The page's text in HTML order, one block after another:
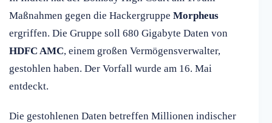
Maßnahmen gegen die Hackergruppe Morpheus
ergriffen. Die Gruppe soll 680 Gigabyte Daten von
HDFC AMC, einem großen Vermögensverwalter,
gestohlen haben. Der Vorfall wurde am 16. Mai
entdeckt.
Die gestohlenen Daten betreffen Millionen indischer